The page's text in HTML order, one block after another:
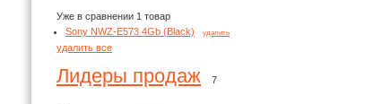
Уже в сравнении 1 товар
Sony NWZ-E573 4Gb (Black)
удалить
удалить все
Лидеры продаж 7